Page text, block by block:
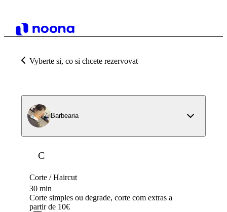
Vyberte si, co si chcete rezervovat
Barbearia
C
Corte / Haircut
30 min
Corte simples ou degrade, corte com extras a
partir de 10€